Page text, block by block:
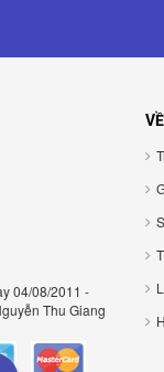
04/08/2011 -
Thu Giang